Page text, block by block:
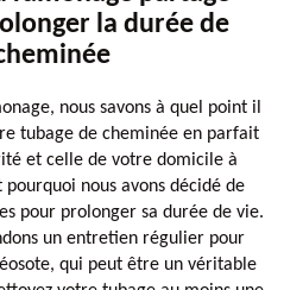
la durée de
nous savons à quel point il
tubage de cheminée en parfait
et celle de votre domicile à
pourquoi nous avons décidé de
pour prolonger sa durée de vie.
un entretien régulier pour
qui peut être un véritable